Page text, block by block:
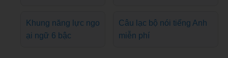
Khung năng lực ngo
ại ngữ 6 bậc
Câu lạc bộ nói tiếng Anh
miễn phí